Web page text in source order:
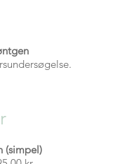
(simpel)